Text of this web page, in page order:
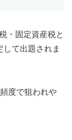
・固定資産税と
て出題されま
度で狙われや